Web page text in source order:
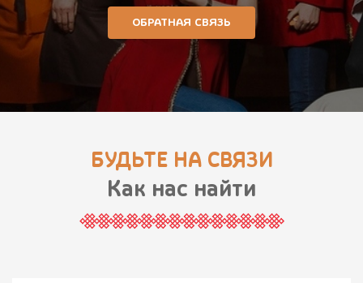
ОБРАТНАЯ СВЯЗЬ
БУДЬТЕ НА СВЯЗИ
Как нас найти